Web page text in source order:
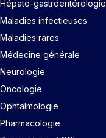
Hépato-gastroentérologie
Maladies infectieuses
Maladies rares
Médecine générale
Neurologie
Oncologie
Ophtalmologie
Pharmacologie